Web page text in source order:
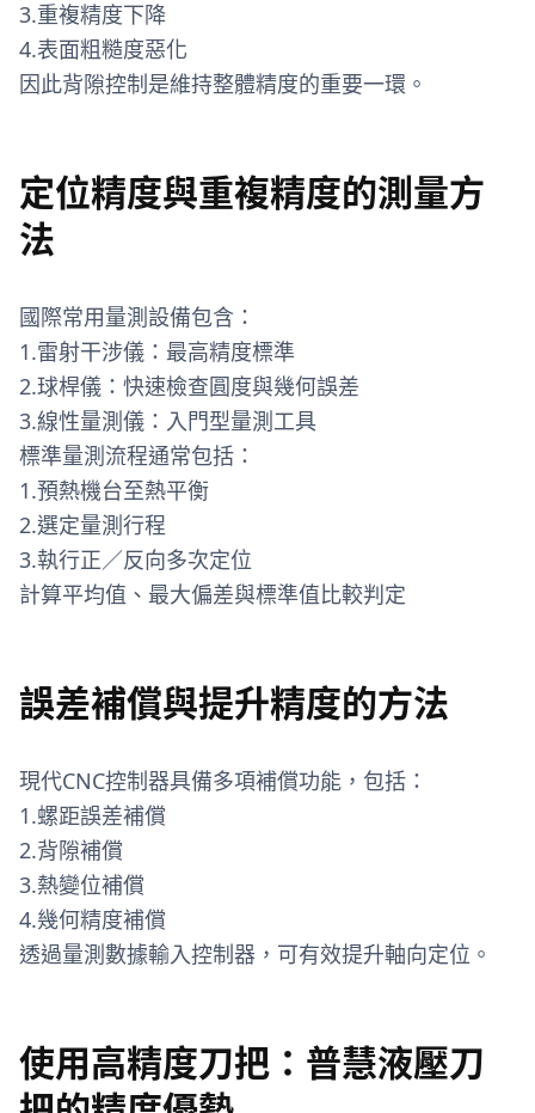
3.重複精度下降
4.表面粗糙度惡化
因此背隙控制是維持整體精度的重要一環。
定位精度與重複精度的測量方
法
國際常用量測設備包含：
1.雷射干涉儀：最高精度標準
2.球桿儀：快速檢查圓度與幾何誤差
3.線性量測儀：入門型量測工具
標準量測流程通常包括：
1.預熱機台至熱平衡
2.選定量測行程
3.執行正／反向多次定位
計算平均值、最大偏差與標準值比較判定
誤差補償與提升精度的方法
現代CNC控制器具備多項補償功能，包括：
1.螺距誤差補償
2.背隙補償
3.熱變位補償
4.幾何精度補償
透過量測數據輸入控制器，可有效提升軸向定位。
使用高精度刀把： 普慧液壓刀